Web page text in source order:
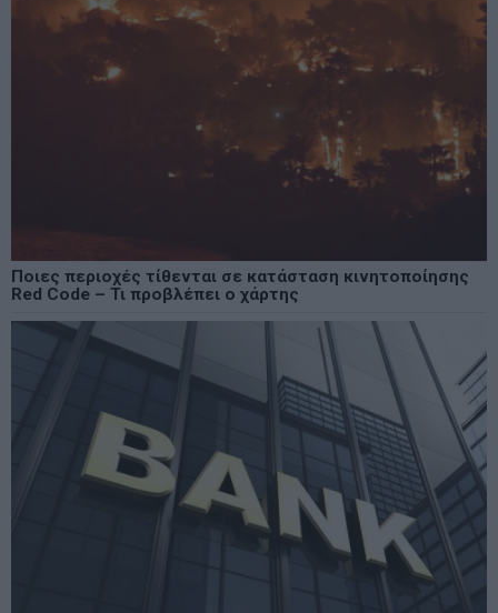
Ποιες περιοχές τίθενται σε κατάσταση κινητοποίησης
Red Code – Τι προβλέπει ο χάρτης